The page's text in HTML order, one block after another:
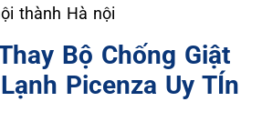
thành Hà nội
Bộ Chống Giật
Picenza Uy TÍn